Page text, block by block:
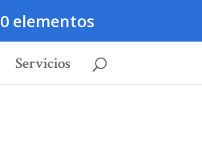
0 elementos
Servicios